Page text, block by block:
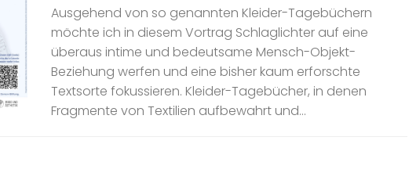
Ausgehend von so genannten Kleider-Tagebüchern
möchte ich in diesem Vortrag Schlaglichter auf eine
überaus intime und bedeutsame Mensch-Objekt-
Beziehung werfen und eine bisher kaum erforschte
Textsorte fokussieren. Kleider-Tagebücher, in denen
Fragmente von Textilien aufbewahrt und...